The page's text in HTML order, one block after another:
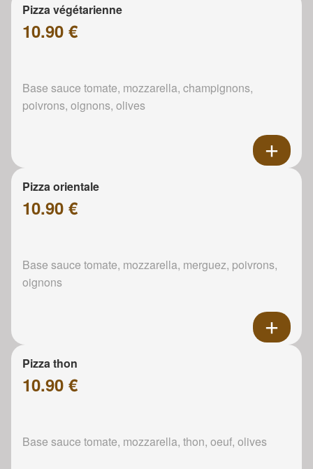
Pizza végétarienne
10.90 €
Base sauce tomate, mozzarella, champignons,
poivrons, oignons, olives
Pizza orientale
10.90 €
Base sauce tomate, mozzarella, merguez, poivrons,
oignons
Pizza thon
10.90 €
Base sauce tomate, mozzarella, thon, oeuf, olives